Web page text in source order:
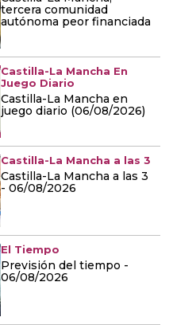
tercera comunidad
autónoma peor financiada
Castilla-La Mancha En
Juego Diario
Castilla-La Mancha en
juego diario (06/08/2026)
Castilla-La Mancha a las 3
Castilla-La Mancha a las 3
- 06/08/2026
El Tiempo
Previsión del tiempo -
06/08/2026